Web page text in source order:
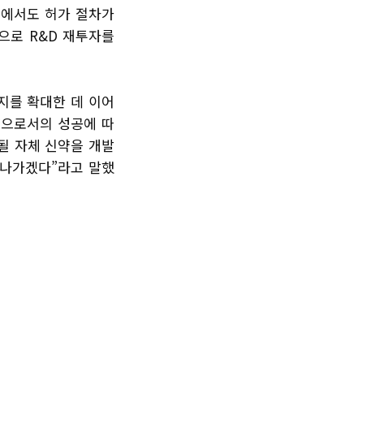
서도 허가 절차가
로 R&D 재투자를
를 확대한 데 이어
로서의 성공에 따
자체 신약을 개발
가겠다”라고 말했